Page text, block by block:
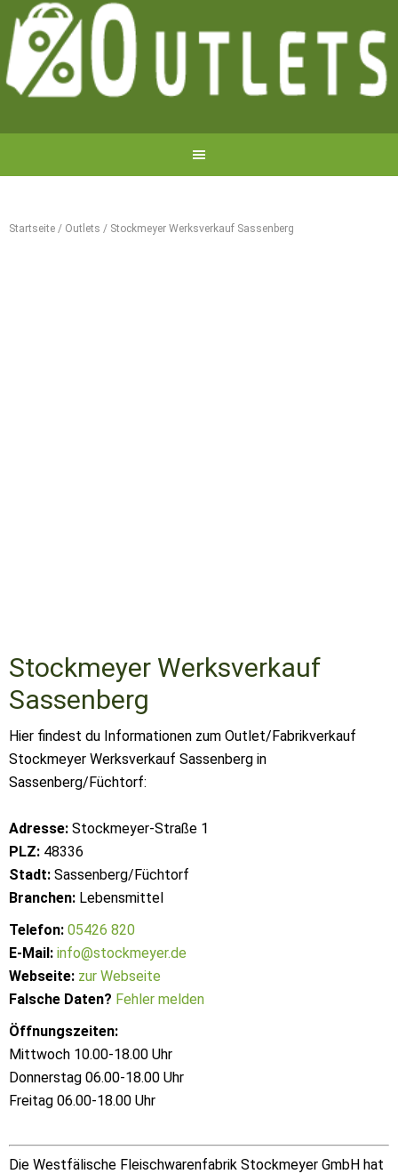
Startseite / Outlets / Stockmeyer Werksverkauf Sassenberg
Stockmeyer Werksverkauf
Sassenberg
Hier findest du Informationen zum Outlet/Fabrikverkauf
Stockmeyer Werksverkauf Sassenberg in
Sassenberg/Füchtorf:
Adresse: Stockmeyer-Straße 1
PLZ: 48336
Stadt: Sassenberg/Füchtorf
Branchen: Lebensmittel
Telefon: 05426 820
E-Mail: info@stockmeyer.de
Webseite: zur Webseite
Falsche Daten? Fehler melden
Öffnungszeiten:
Mittwoch 10.00-18.00 Uhr
Donnerstag 06.00-18.00 Uhr
Freitag 06.00-18.00 Uhr
Die Westfälische Fleischwarenfabrik Stockmeyer GmbH hat